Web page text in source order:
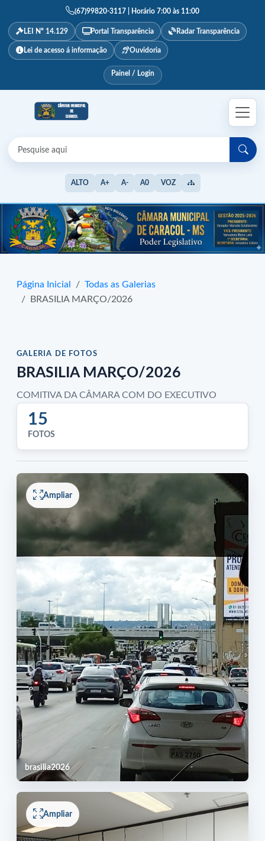
(67)99820-3117 | Horário 7:00 às 11:00
LEI Nº 14.129 Portal Transparência Radar Transparência
Lei de acesso á informação Ouvidoria
Painel / Login
ALTO A+ A- A0 VOZ
Página Inicial
Todas as Galerias
BRASILIA MARÇO/2026
GALERIA DE FOTOS
BRASILIA MARÇO/2026
COMITIVA DA CÂMARA COM DO EXECUTIVO
15
FOTOS
Ampliar
brasilia2026
Ampliar